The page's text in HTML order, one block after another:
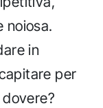
noiosa.
in
per